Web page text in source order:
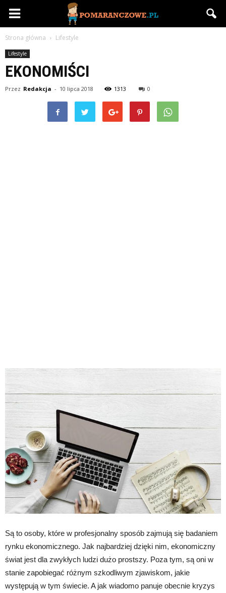
Pomaranczowe.pl
Strona główna Lifestyle
Lifestyle
EKONOMIŚCI
Przez Redakcja - 10 lipca 2018 1313 0
Są to osoby, które w profesjonalny sposób zajmują się badaniem
rynku ekonomicznego. Jak najbardziej dzięki nim, ekonomiczny
świat jest dla zwykłych ludzi dużo prostszy. Poza tym, są oni w
stanie zapobiegać różnym szkodliwym zjawiskom, jakie
występują w tym świecie. A jak wiadomo panuje obecnie kryzys